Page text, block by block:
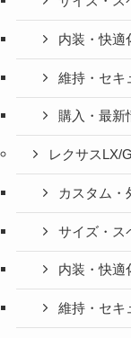
内装・快適
維持・セキ
購入・最新
レクサスLX/
カスタム・
サイズ・ス
内装・快適
維持・セキ